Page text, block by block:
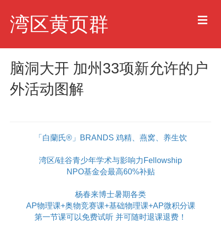
湾区黄页群 M
e
u
脑洞大开 加州33项新允许的户
外活动图解
「白蘭氏®」BRANDS 鸡精、燕窝、养生饮
湾区/硅谷青少年学术与影响力Fellowship
NPO基金会最高60%补贴
杨春来博士暑期各类
AP物理课+奥物竞赛课+基础物理课+AP微积分课
第一节课可以免费试听 并可随时退课退费！